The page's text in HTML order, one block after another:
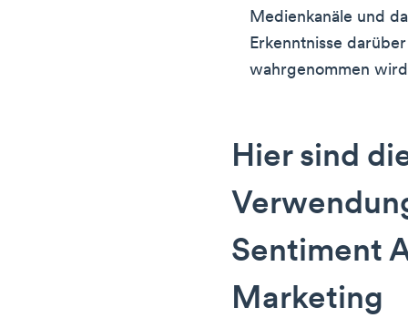
Medienkanäle und
Erkenntnisse
wahrgenommen
Hier sind
Sentiment
Marketing